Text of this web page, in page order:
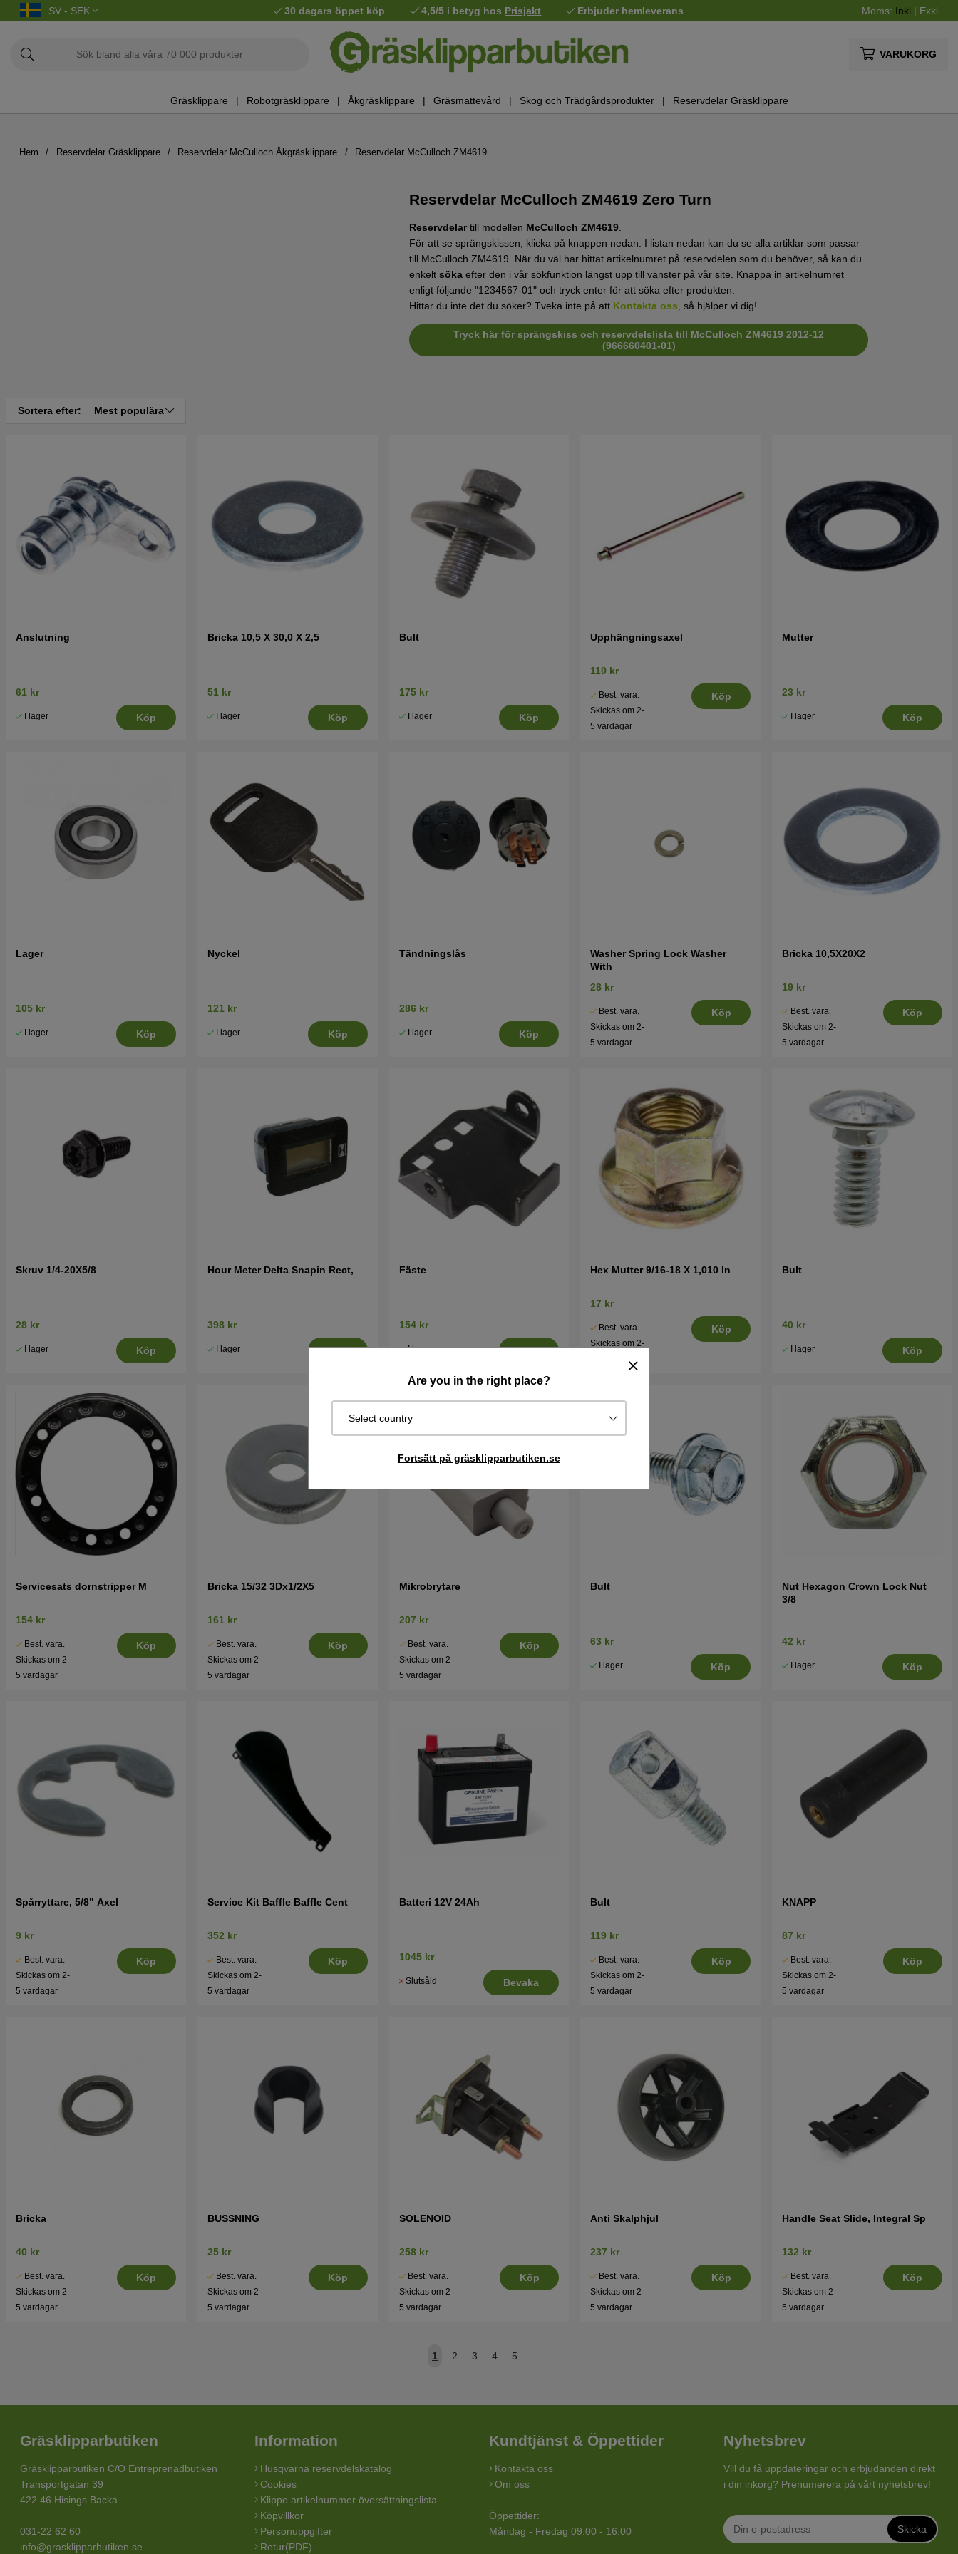
SV - SEK 30 dagars öppet köp 4,5/5 i betyg hos Prisjakt Erbjuder hemleverans Moms: Inkl | Exkl
VARUKORG
Gräsklippare Robotgräsklippare Åkgräsklippare Gräsmattevård Skog och Trädgårdsprodukter Reservdelar Gräsklippare
Are you in the right place?
Select country
Fortsätt på gräsklipparbutiken.se
Hem Reservdelar Gräsklippare Reservdelar McCulloch Åkgräsklippare Reservdelar McCulloch ZM4619
Reservdelar McCulloch ZM4619 Zero Turn
Reservdelartill modellen McCulloch ZM4619.
För att se sprängskissen, klicka på knappen nedan. I listan nedan kan du se alla artiklar som passar
till McCulloch ZM4619. När du väl har hittat artikelnumret på reservdelen som du behöver, så kan du
enkelt söka efter den i vår sökfunktion längst upp till vänster på vår site. Knappa in artikelnumret
enligt följande "1234567-01" och tryck enter för att söka efter produkten.
Hittar du inte det du söker? Tveka inte på att Kontakta oss, så hjälper vi dig!
Tryck här för sprängskiss och reservdelslista till McCulloch ZM4619 2012-12
(966660401-01)
Sortera efter: Mest populära
Anslutning
61 kr
I lager Köp
Bricka 10,5 X 30,0 X 2,5
51 kr
I lager Köp
Bult
175 kr
I lager Köp
Upphängningsaxel
110 kr
Best. vara.
Skickas om 2-
5 vardagar
Köp
Mutter
23 kr
I lager Köp
Lager
105 kr
I lager Köp
Nyckel
121 kr
I lager Köp
Tändningslås
286 kr
I lager Köp
Washer Spring Lock Washer
With
28 kr
Best. vara.
Skickas om 2-
5 vardagar
Köp
Bricka 10,5X20X2
19 kr
Best. vara.
Skickas om 2-
5 vardagar
Köp
Skruv 1/4-20X5/8
28 kr
I lager Köp
Hour Meter Delta Snapin Rect,
398 kr
I lager Köp
Fäste
154 kr
I lager Köp
Hex Mutter 9/16-18 X 1,010 In
17 kr
Best. vara.
Skickas om 2-
5 vardagar
Köp
Bult
40 kr
I lager Köp
Servicesats dornstripper M
154 kr
Best. vara.
Skickas om 2-
5 vardagar
Köp
Bricka 15/32 3Dx1/2X5
161 kr
Best. vara.
Skickas om 2-
5 vardagar
Köp
Mikrobrytare
207 kr
Best. vara.
Skickas om 2-
5 vardagar
Köp
Bult
63 kr
I lager Köp
Nut Hexagon Crown Lock Nut
3/8
42 kr
I lager Köp
Spårryttare, 5/8" Axel
9 kr
Best. vara.
Skickas om 2-
5 vardagar
Köp
Service Kit Baffle Baffle Cent
352 kr
Best. vara.
Skickas om 2-
5 vardagar
Köp
Batteri 12V 24Ah
1045 kr
Slutsåld Bevaka
Bult
119 kr
Best. vara.
Skickas om 2-
5 vardagar
Köp
KNAPP
87 kr
Best. vara.
Skickas om 2-
5 vardagar
Köp
Bricka
40 kr
Best. vara.
Skickas om 2-
5 vardagar
Köp
BUSSNING
25 kr
Best. vara.
Skickas om 2-
5 vardagar
Köp
SOLENOID
258 kr
Best. vara.
Skickas om 2-
5 vardagar
Köp
Anti Skalphjul
237 kr
Best. vara.
Skickas om 2-
5 vardagar
Köp
Handle Seat Slide, Integral Sp
132 kr
Best. vara.
Skickas om 2-
5 vardagar
Köp
1 2 3 4 5
Gräsklipparbutiken
Gräsklipparbutiken C/O Entreprenadbutiken
Transportgatan 39
422 46 Hisings Backa
031-22 62 60
info@grasklipparbutiken.se
Information
Husqvarna reservdelskatalog
Cookies
Klippo artikelnummer översättningslista
Köpvillkor
Personuppgifter
Retur(PDF)
Kundtjänst & Öppettider
Kontakta oss
Om oss
Öppettider:
Måndag - Fredag 09.00 - 16:00
Nyhetsbrev
Vill du få uppdateringar och erbjudanden direkt
i din inkorg? Prenumerera på vårt nyhetsbrev!
Skicka